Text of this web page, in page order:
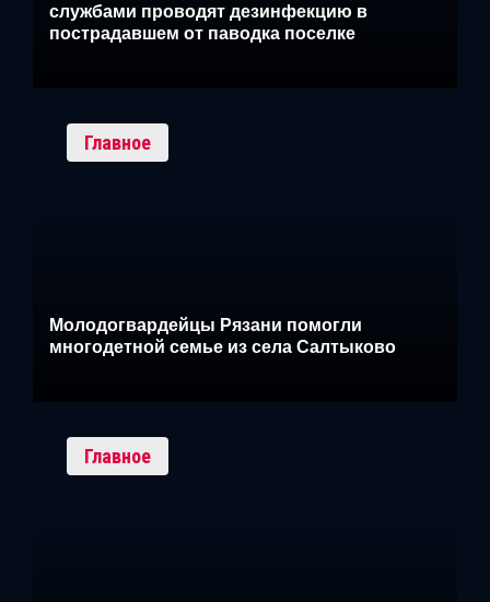
службами проводят дезинфекцию в
пострадавшем от паводка поселке
Главное
Молодогвардейцы Рязани помогли
многодетной семье из села Салтыково
Главное